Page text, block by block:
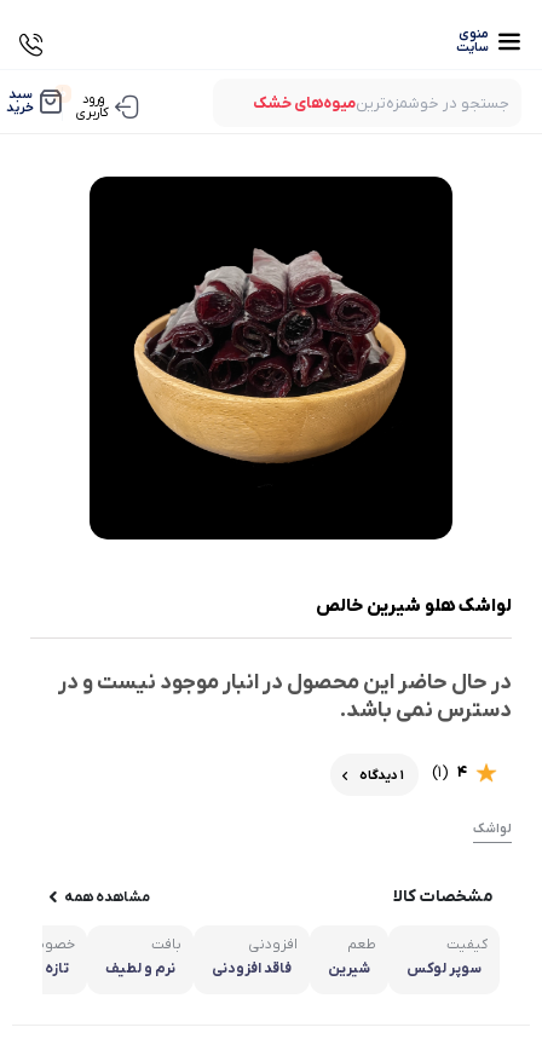
منوی
سایت
جستجو در خوشمزه‌ترینمیوه‌های خشک
لواشک‌های ارگانیک
ورود
کاربری
0 سبد
خرید
لواشک هلو شیرین خالص
در حال حاضر این محصول در انبار موجود نیست و در
دسترس نمی باشد.
4
(1) 1 دیدگاه
لواشک
مشخصات کالا مشاهده همه
کیفیت
سوپر لوکس
طعم
شیرین
افزودنی
فاقد افزودنی
بافت
نرم و لطیف
خصوصیت
تازه و